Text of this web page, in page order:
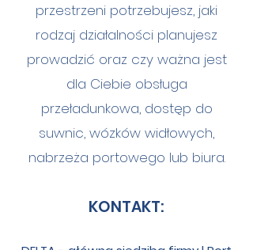
przestrzeni potrzebujesz, jaki
rodzaj działalności planujesz
prowadzić oraz czy ważna jest
dla Ciebie obsługa
przeładunkowa, dostęp do
suwnic, wózków widłowych,
nabrzeża portowego lub biura.
KONTAKT: